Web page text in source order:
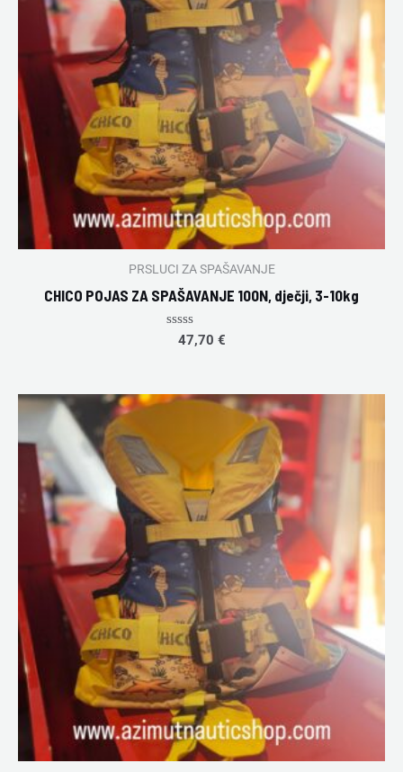
PRSLUCI ZA SPAŠAVANJE
CHICO POJAS ZA SPAŠAVANJE 100N, dječji, 3-10kg
Rated
47,70 €